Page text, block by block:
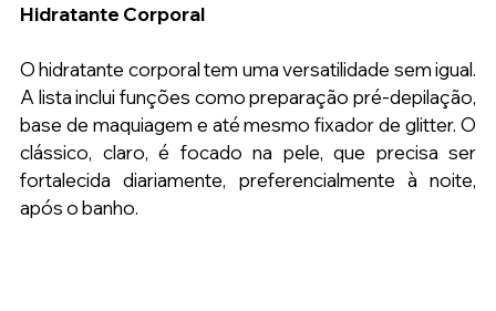
Hidratante Corporal
O hidratante corporal tem uma versatilidade sem igual.
A lista inclui funções como preparação pré-depilação,
base de maquiagem e até mesmo fixador de glitter. O
clássico, claro, é focado na pele, que precisa ser
fortalecida diariamente, preferencialmente à noite,
após o banho.